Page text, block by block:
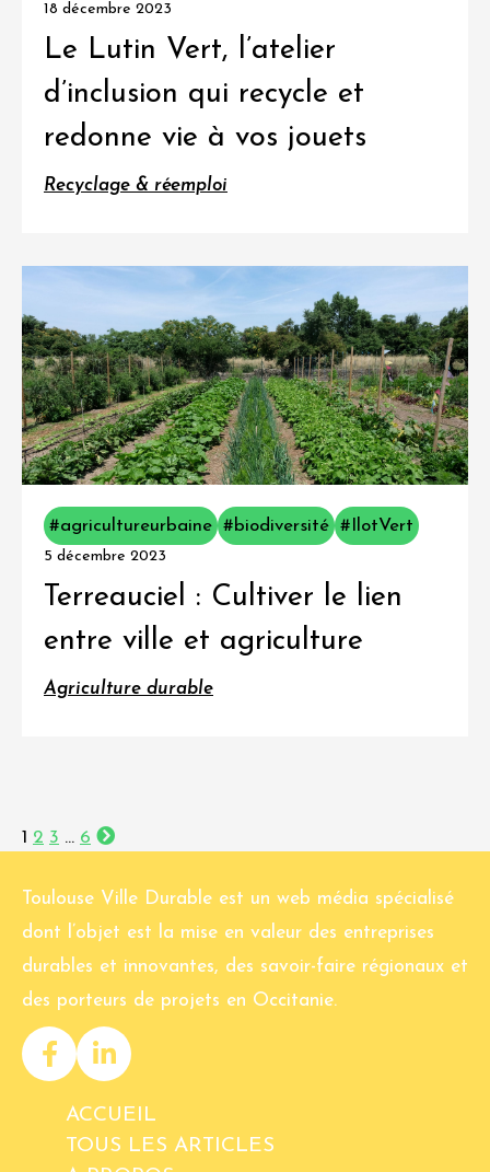
18 décembre 2023
Le Lutin Vert, l’atelier
d’inclusion qui recycle et
redonne vie à vos jouets
Recyclage & réemploi
#agricultureurbaine #biodiversité #IlotVert
5 décembre 2023
Terreauciel : Cultiver le lien
entre ville et agriculture
Agriculture durable
1 2 3 … 6
Toulouse Ville Durable est un web média spécialisé
dont l’objet est la mise en valeur des entreprises
durables et innovantes, des savoir-faire régionaux et
des porteurs de projets en Occitanie.
ACCUEIL
TOUS LES ARTICLES